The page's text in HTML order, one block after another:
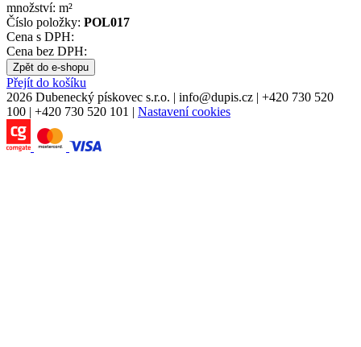
množství: m²
Číslo položky: POL017
Cena s DPH:
Cena bez DPH:
Zpět do e-shopu
Přejít do košíku
2026 Dubenecký pískovec s.r.o. | info@dupis.cz | +420 730 520
100 | +420 730 520 101 | Nastavení cookies